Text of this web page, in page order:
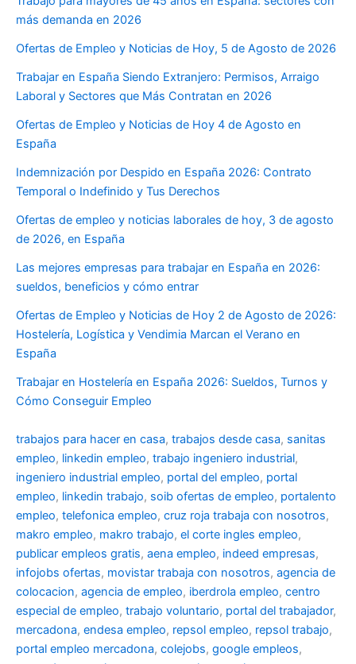
más demanda en 2026
Ofertas de Empleo y Noticias de Hoy, 5 de Agosto de 2026
Trabajar en España Siendo Extranjero: Permisos, Arraigo
Laboral y Sectores que Más Contratan en 2026
Ofertas de Empleo y Noticias de Hoy 4 de Agosto en
España
Indemnización por Despido en España 2026: Contrato
Temporal o Indefinido y Tus Derechos
Ofertas de empleo y noticias laborales de hoy, 3 de agosto
de 2026, en España
Las mejores empresas para trabajar en España en 2026:
sueldos, beneficios y cómo entrar
Ofertas de Empleo y Noticias de Hoy 2 de Agosto de 2026:
Hostelería, Logística y Vendimia Marcan el Verano en
España
Trabajar en Hostelería en España 2026: Sueldos, Turnos y
Cómo Conseguir Empleo
trabajos para hacer en casa, trabajos desde casa, sanitas
empleo, linkedin empleo, trabajo ingeniero industrial,
ingeniero industrial empleo, portal del empleo, portal
empleo, linkedin trabajo, soib ofertas de empleo, portalento
empleo, telefonica empleo, cruz roja trabaja con nosotros,
makro empleo, makro trabajo, el corte ingles empleo,
publicar empleos gratis, aena empleo, indeed empresas,
infojobs ofertas, movistar trabaja con nosotros, agencia de
colocacion, agencia de empleo, iberdrola empleo, centro
especial de empleo, trabajo voluntario, portal del trabajador,
mercadona, endesa empleo, repsol empleo, repsol trabajo,
portal empleo mercadona, colejobs, google empleos,